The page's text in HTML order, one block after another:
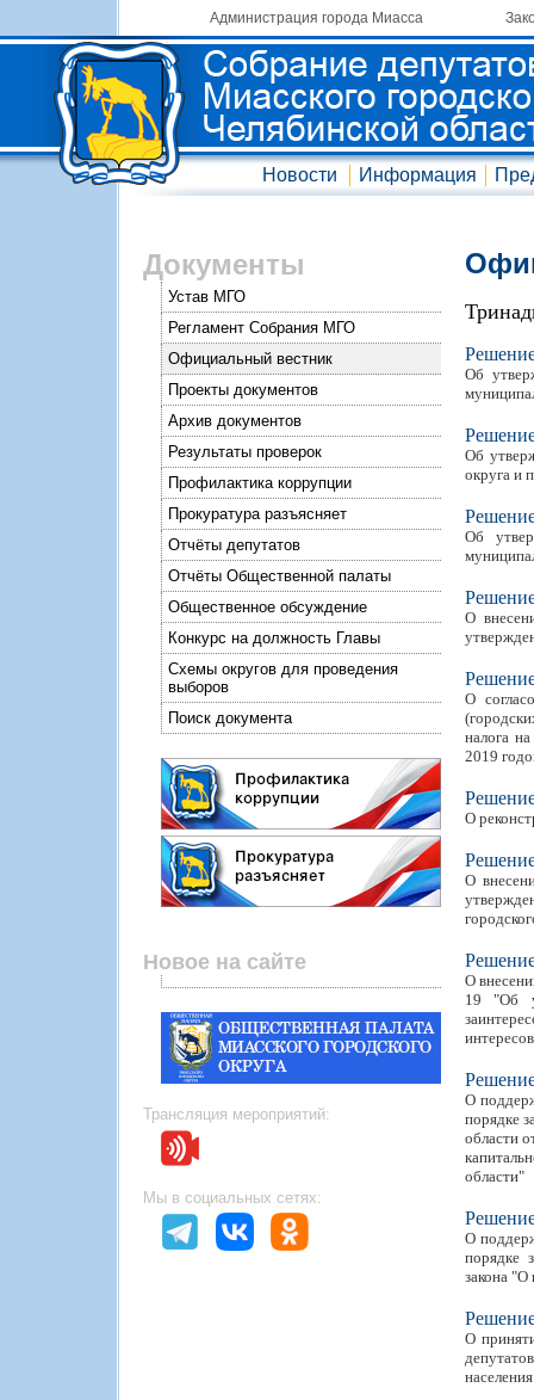
Администрация города Миасса
Новости Информация
Документы
Устав МГО
Регламент Собрания МГО
Официальный вестник
Проекты документов
Архив документов
Результаты проверок
Профилактика коррупции
Прокуратура разъясняет
Отчёты депутатов
Отчёты Общественной палаты
Общественное обсуждение
Конкурс на должность Главы
Схемы округов для проведения
выборов
Поиск документа
Новое на сайте
Трансляция мероприятий:
Мы в социальных сетях:
Об
Об
округа и
Об
О
О
налога
2019
О
О
О
19 "Об
О
порядке
области
области"
О
порядке
закона "О
О